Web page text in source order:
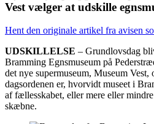
Vest vælger at udskille
Hent den originale artikel fra avisen
UDSKILLELSE – Grundlovsdag
Bramming Egnsmuseum på
det nye supermuseum, Museum Vest,
dagsordenen er, hvorvidt museet i
af fællesskabet, eller mere eller
skæbne.